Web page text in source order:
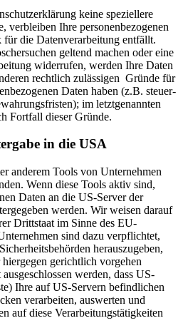
keine speziellere
verbleiben Ihre personenbezogenen
die Datenverarbeitung entfällt.
geltend machen oder eine
widerrufen, werden Ihre Daten
rechtlich zulässigen Gründe für
Daten haben (z.B. steuer-
im letztgenannten
Fortfall dieser Gründe.
in die USA
anderem Tools von Unternehmen
Wenn diese Tools aktiv sind,
Daten an die US-Server der
werden. Wir weisen darauf
Drittstaat im Sinne des EU-
sind dazu verpflichtet,
herauszugeben,
gerichtlich vorgehen
werden, dass US-
Ihre auf US-Servern befindlichen
verarbeiten, auswerten und
auf diese Verarbeitungstätigkeiten